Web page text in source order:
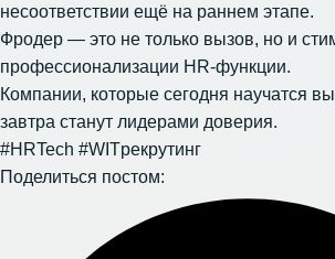
несоответствии ещё на раннем этапе.
Фродер — это не только вызов, но и
профессионализации HR-функции.
Компании, которые сегодня научатся
завтра станут лидерами доверия.
#HRTech #WITрекрутинг
Поделиться постом: